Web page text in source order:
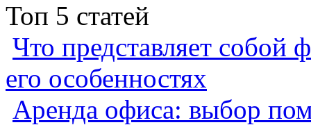
Топ 5 статей
Что представляет собой
его особенностях
Аренда офиса: выбор